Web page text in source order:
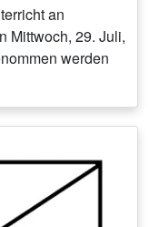
an
Mittwoch, 29. Juli,
werden